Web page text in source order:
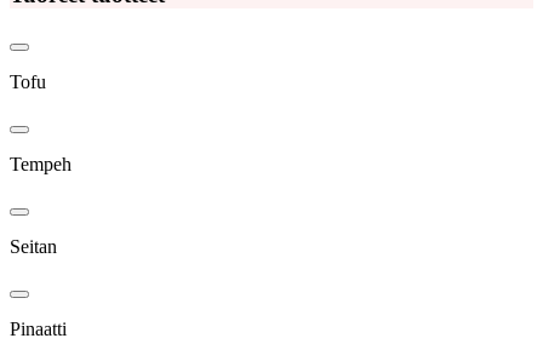
Tofu
Tempeh
Seitan
Pinaatti